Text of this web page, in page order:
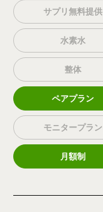
サプリ無料提供
水素水
整体
ペアプラン
モニタープラン
月額制